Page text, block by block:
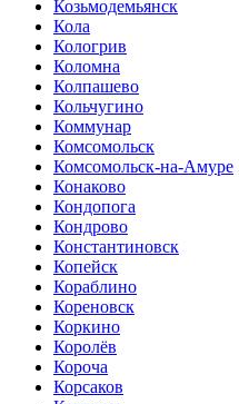
Козьмодемьянск
Кола
Кологрив
Коломна
Колпашево
Кольчугино
Коммунар
Комсомольск
Комсомольск-на-Амуре
Конаково
Кондопога
Кондрово
Константиновск
Копейск
Кораблино
Кореновск
Коркино
Королёв
Короча
Корсаков